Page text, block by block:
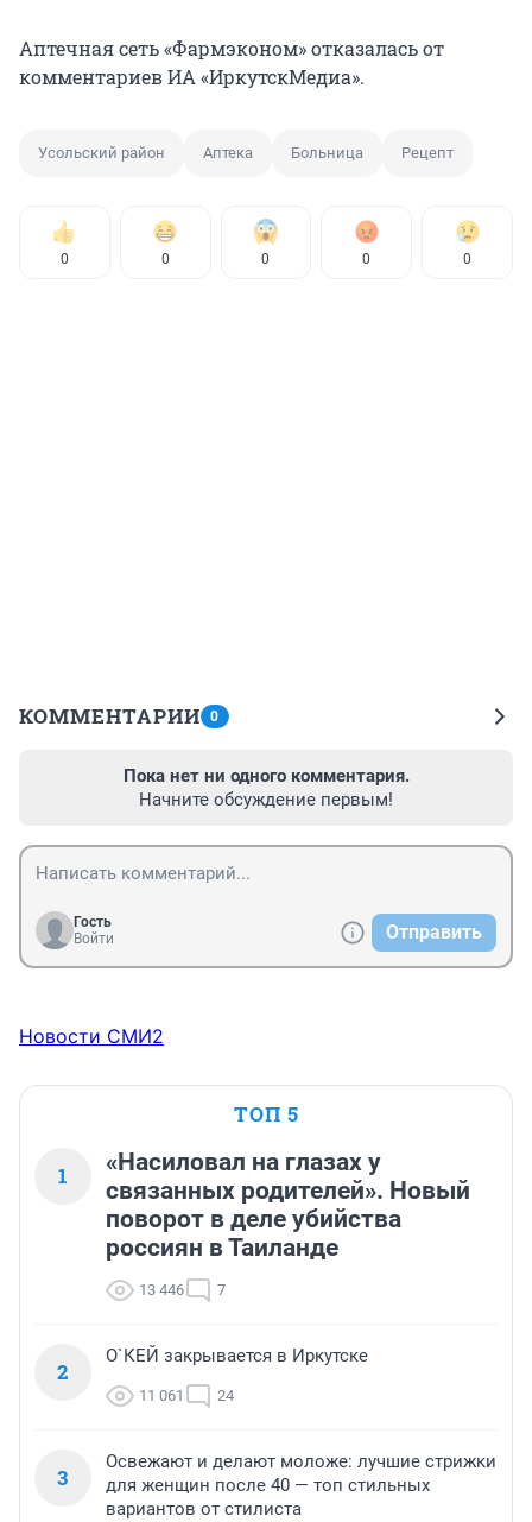
Аптечная сеть «Фармэконом» отказалась от
комментариев ИА «ИркутскМедиа».
Усольский район Аптека Больница Рецепт
0 0 0 0 0
КОММЕНТАРИИ 0
Пока нет ни одного комментария.
Начните обсуждение первым!
Гость
Войти
Отправить
Новости СМИ2
ТОП 5
1
«Насиловал на глазах у
связанных родителей». Новый
поворот в деле убийства
россиян в Таиланде
13 446 7
2
О`КЕЙ закрывается в Иркутске
11 061 24
3
Освежают и делают моложе: лучшие стрижки
для женщин после 40 — топ стильных
вариантов от стилиста